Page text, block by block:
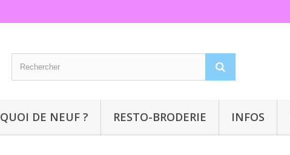
QUOI DE NEUF ? RESTO-BRODERIE INFOS